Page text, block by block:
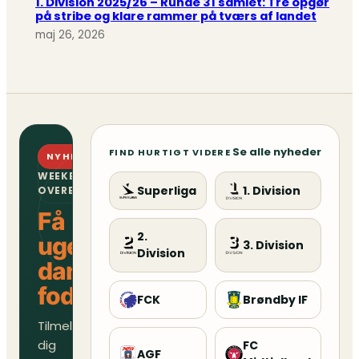
på stribe og klare rammer på tværs af landet
maj 26, 2026
NYHEDSBREV
WEEKENDENS
OVERBLIK
Få
ugens
danske
fodboldoverblik
Tilmeld
dig
FIND HURTIGT VIDERE Se alle nyheder
Superliga 1. Division
2.
Division
3. Division
FCK Brøndby IF
AGF
FC